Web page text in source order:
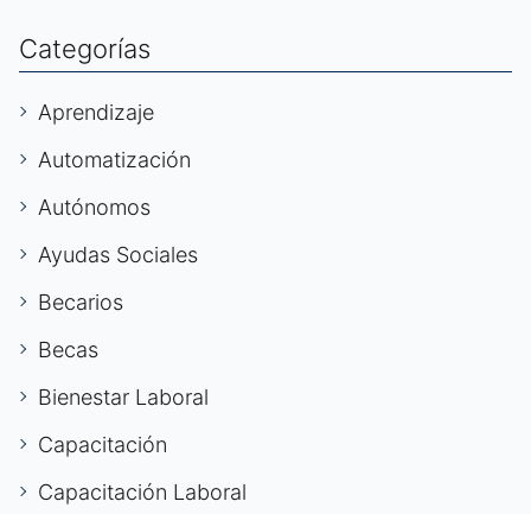
Categorías
Aprendizaje
Automatización
Autónomos
Ayudas Sociales
Becarios
Becas
Bienestar Laboral
Capacitación
Capacitación Laboral